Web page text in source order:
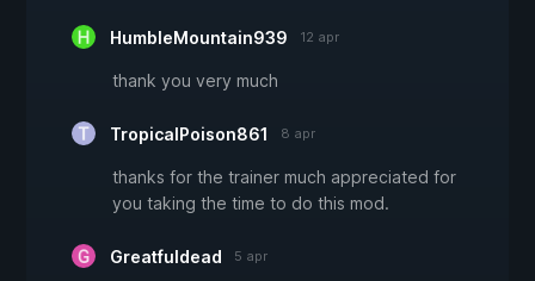
HumbleMountain939 12 apr
thank you very much
TropicalPoison861 8 apr
thanks for the trainer much appreciated for
you taking the time to do this mod.
Greatfuldead 5 apr